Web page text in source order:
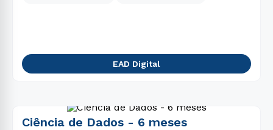
EAD Digital
Ciência de Dados - 6 meses